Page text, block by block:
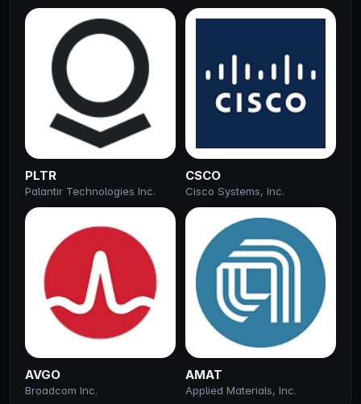
PLTR
Palantir Technologies Inc.
CSCO
Cisco Systems, Inc.
AVGO
Broadcom Inc.
AMAT
Applied Materials, Inc.